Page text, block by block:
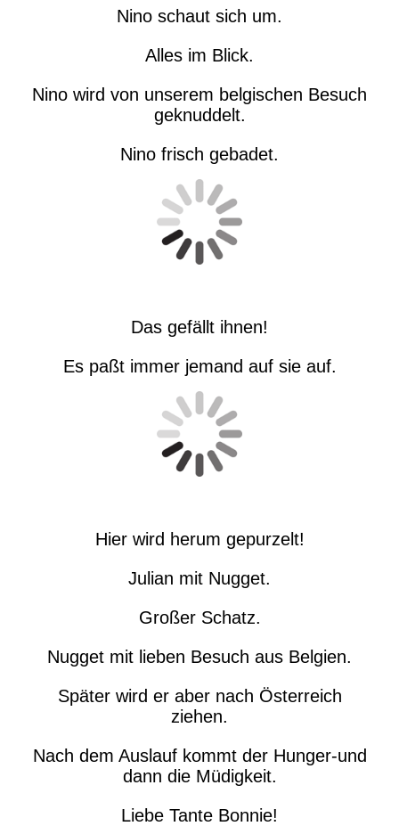
Nino schaut sich um.
Alles im Blick.
Nino wird von unserem belgischen Besuch
geknuddelt.
Nino frisch gebadet.
Das gefällt ihnen!
Es paßt immer jemand auf sie auf.
Hier wird herum gepurzelt!
Julian mit Nugget.
Großer Schatz.
Nugget mit lieben Besuch aus Belgien.
Später wird er aber nach Österreich
ziehen.
Nach dem Auslauf kommt der Hunger-und
dann die Müdigkeit.
Liebe Tante Bonnie!